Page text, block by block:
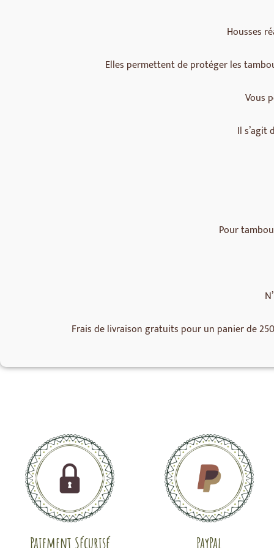
Housses
Elles permettent de protéger les
Vous
Il s’agit
Pour
Frais de livraison gratuits pour un panier de
Paiement Sécurisé PayPal